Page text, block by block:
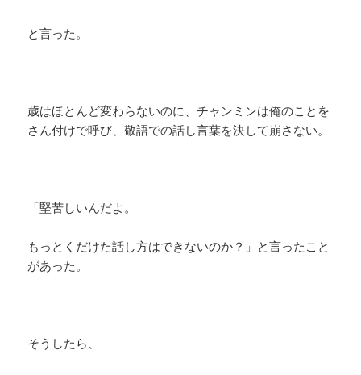
と言った。
歳はほとんど変わらないのに、チャンミンは俺のことを
さん付けで呼び、敬語での話し言葉を決して崩さない。
「堅苦しいんだよ。
もっとくだけた話し方はできないのか？」と言ったこと
があった。
そうしたら、